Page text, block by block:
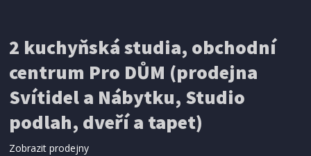
2 kuchyňská studia, obchodní
centrum Pro DŮM (prodejna
Svítidel a Nábytku, Studio
podlah, dveří a tapet)
Zobrazit prodejny